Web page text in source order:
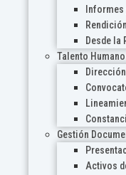
Desde la
Talento Humano
Gestión
Activos